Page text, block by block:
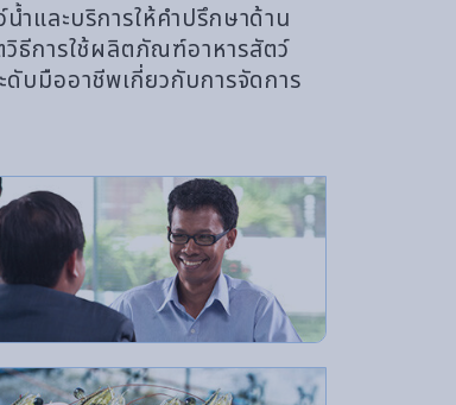
ำและบริการให้คำปรึกษาด้าน
ธีการใช้ผลิตภัณฑ์อาหารสัตว์
บมืออาชีพเกี่ยวกับการจัดการ